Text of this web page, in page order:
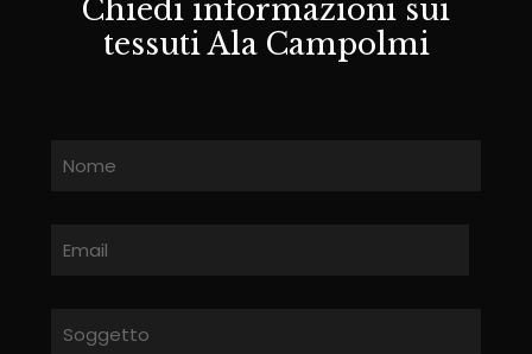
Chiedi informazioni sui
tessuti Ala Campolmi